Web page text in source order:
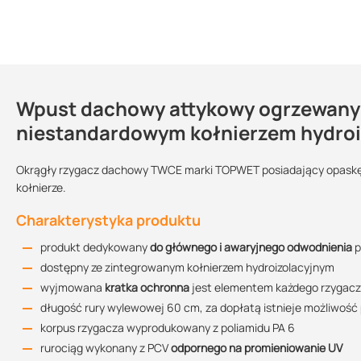
Wpust dachowy attykowy ogrzewany
niestandardowym kołnierzem
Okrągły rzygacz dachowy TWCE marki TOPWET posiadający
kołnierze.
Charakterystyka produktu
produkt dedykowanydo głównego i awaryjnego odwodnienia
dostępny ze zintegrowanym kołnierzem hydroizolacyjnym
wyjmowana kratka ochronna jest elementem każdego
długość rury wylewowej 60 cm, za dopłatą istnieje możliwość
korpus rzygacza wyprodukowany z poliamidu PA 6
rurociąg wykonany z PCVodpornego na promieniowanie UV
Dlaczego warto kupić i zastosować
zyskujesz 100% szczelności hydroizolacji
prosty i szybki montaż
odwodnienie attykowe jest bardziej ekonomiczne ze względu
estetyczne i praktyczne rozwiązanie
kupując ten produkt u nas otrzymujesz profesjonalną
Wpust
tak
sztuki
Średnica:
DN 50
DN 70 DN 100
Przepustowość
Instrukcja montażu
504.66 KB
Rysunek techniczny TWCE 50
85.26 KB
Kontakt